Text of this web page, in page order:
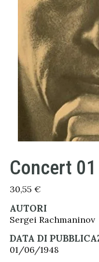
Concert
30,55 €
AUTORI
Sergei Rachmaninov
DATA DI
01/06/1948